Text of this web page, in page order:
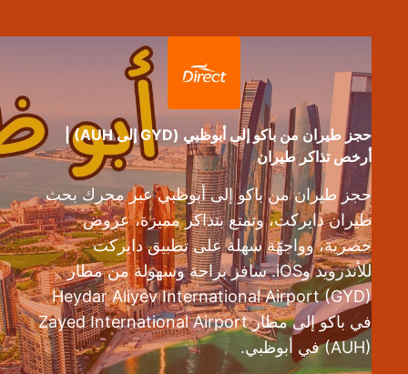
حجز طيران من باكو إلى أبوظبي (GYD إلى AUH) |
أرخص تذاكر طيران
حجز طيران من باكو إلى أبوظبي عبر محرك بحث
طيران دايركت، وتمتع بتذاكر مميزة، عروض
حصرية، وواجهّة سهلة على تطبيق دايركت
للأندرويد وiOS. سافر براحة وسهولة من مطار
Heydar Aliyev International Airport (GYD)
في باكو إلى مطار Zayed International Airport
(AUH) في أبوظبي.